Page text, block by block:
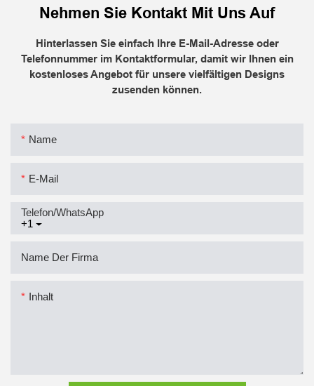
Nehmen Sie Kontakt Mit Uns Auf
Hinterlassen Sie einfach Ihre E-Mail-Adresse oder
Telefonnummer im Kontaktformular, damit wir Ihnen ein
kostenloses Angebot für unsere vielfältigen Designs
zusenden können.
Name
E-Mail
+1
Telefon/WhatsApp
Name Der Firma
Inhalt